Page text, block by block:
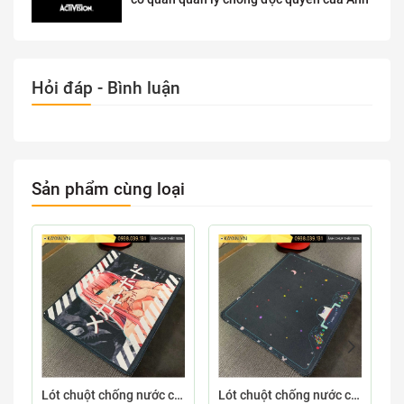
Hỏi đáp - Bình luận
Sản phẩm cùng loại
Lót chuột chống nước cỡ nhỏ 26x21cm dày 3mm S-107-26X21 (ZEROTWO-01) Lót chuột chống nước cỡ nhỏ 26x21cm dày 3mm S-103-26X21 (GAMECONSO-09)